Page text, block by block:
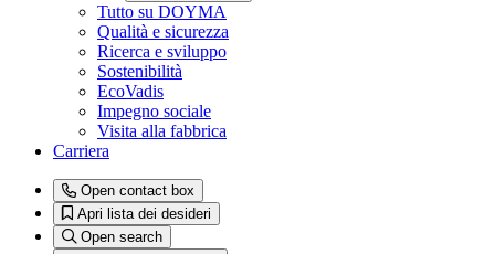
Tutto su DOYMA
Qualità e sicurezza
Ricerca e sviluppo
Sostenibilità
EcoVadis
Impegno sociale
Visita alla fabbrica
Carriera
Open contact box
Apri lista dei desideri
Open search